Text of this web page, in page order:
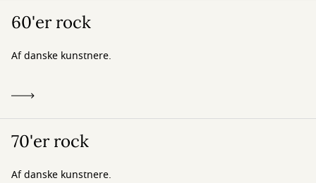
60'er rock
Af danske kunstnere.
70'er rock
Af danske kunstnere.